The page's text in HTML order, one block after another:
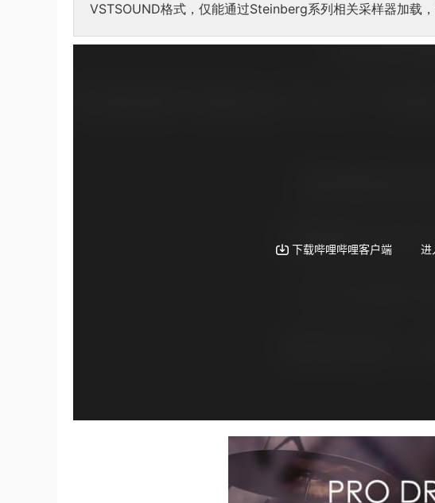
VSTSOUND格式，仅能通过Steinberg系列相关采样器加载